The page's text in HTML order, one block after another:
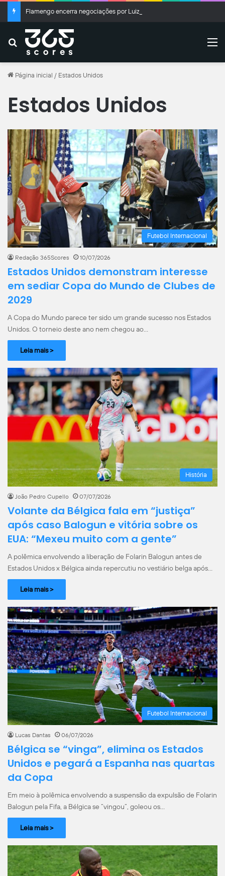
Flamengo encerra negociações por Luiz Henrique
Buscar
Página inicial / Estados Unidos
Estados Unidos
Futebol Internacional
Redação 365Scores 10/07/2026
Estados Unidos demonstram interesse
em sediar Copa do Mundo de Clubes de
2029
A Copa do Mundo parece ter sido um grande sucesso nos Estados
Unidos. O torneio deste ano nem chegou ao…
Leia mais >
História
João Pedro Cupello 07/07/2026
Volante da Bélgica fala em “justiça”
após caso Balogun e vitória sobre os
EUA: “Mexeu muito com a gente”
A polêmica envolvendo a liberação de Folarin Balogun antes de
Estados Unidos x Bélgica ainda repercutiu no vestiário belga após…
Leia mais >
Futebol Internacional
Lucas Dantas 06/07/2026
Bélgica se “vinga”, elimina os Estados
Unidos e pegará a Espanha nas quartas
da Copa
Em meio à polêmica envolvendo a suspensão da expulsão de Folarin
Balogun pela Fifa, a Bélgica se “vingou”, goleou os…
Leia mais >